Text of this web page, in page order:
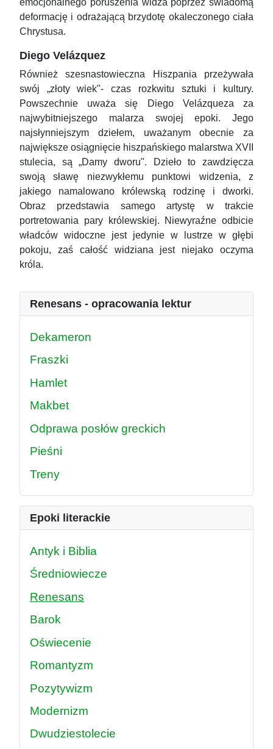
emocjonalnego poruszenia widza poprzez świadomą
deformację i odrażającą brzydotę okaleczonego ciała
Chrystusa.
Diego Velázquez
Również szesnastowieczna Hiszpania przeżywała
swój „złoty wiek"- czas rozkwitu sztuki i kultury.
Powszechnie uważa się Diego Velázqueza za
najwybitniejszego malarza swojej epoki. Jego
najsłynniejszym dziełem, uważanym obecnie za
największe osiągnięcie hiszpańskiego malarstwa XVII
stulecia, są „Damy dworu". Dzieło to zawdzięcza
swoją sławę niezwykłemu punktowi widzenia, z
jakiego namalowano królewską rodzinę i dworki.
Obraz przedstawia samego artystę w trakcie
portretowania pary królewskiej. Niewyraźne odbicie
władców widoczne jest jedynie w lustrze w głębi
pokoju, zaś całość widziana jest niejako oczyma
króla.
Renesans - opracowania lektur
Dekameron
Fraszki
Hamlet
Makbet
Odprawa posłów greckich
Pieśni
Treny
Epoki literackie
Antyk i Biblia
Średniowiecze
Renesans
Barok
Oświecenie
Romantyzm
Pozytywizm
Modernizm
Dwudziestolecie